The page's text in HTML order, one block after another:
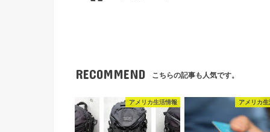
RECOMMEND こちらの記事も人気です。
アメリカ生活情報 アメリカ